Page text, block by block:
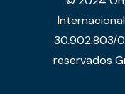
30.902.803/
reservados